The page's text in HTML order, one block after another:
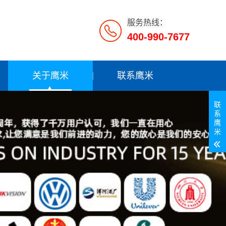
服务热线：
400-990-7677
关于鹰米 联系鹰米
联
系
鹰
米